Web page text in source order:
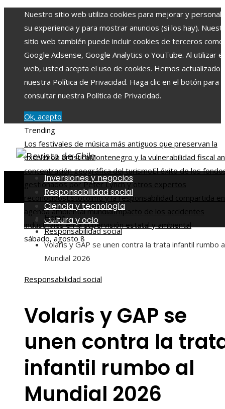
Nuestro sitio web utiliza cookies para mejorar y
su experiencia y para mostrar anuncios (si los hay).
sitio web también puede incluir cookies de terceros como
Google Adsense, Google Analytics o YouTube. Al utilizar
web, usted acepta el uso de cookies. Hemos actualizado
nuestra Política de Privacidad. Haga clic en el botón para
consultar nuestra Política de Privacidad.
Ok, acepto
Trending
Los festivales de música más antiguos que preservan la
excelencia artísticaMontenegro y la vulnerabilidad fiscal
concentración geográfica del turismoEl éxito de los
gestionados por Peter Lynch y otros expertos
reconocidosEstocolmo y la responsabilidad compartida
agenda ambiental mundialImpacto de los accidentes
industriales en la supervisión estatal y ambiental
sábado, agosto 8
Inversiones y negocios
Responsabilidad social
Ciencia y tecnología
Cultura y ocio
Home
Responsabilidad social
Volaris y GAP se unen contra la trata infantil rumbo
Mundial 2026
Responsabilidad social
Volaris y GAP se
unen contra la
infantil rumbo al
Mundial 2026